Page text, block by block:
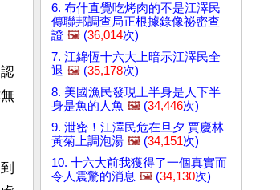
6. 布什直覺吃烤肉的不是江澤民
傳聯邦調查局正根據錄像祕密查
證 🖼️ (36,014次)
7. 江綿恆十六大上暗示江澤民全
退 🖼️ (35,178次)
8. 美國漁民發現上半身是人下半
身是魚的人魚 🖼️ (34,446次)
9. 泄密！江澤民危在旦夕 賈慶林
黃菊上調泡湯 🖼️ (34,151次)
10. 十六大前我獲得了一個真實而
令人震驚的消息 🖼️ (34,130次)